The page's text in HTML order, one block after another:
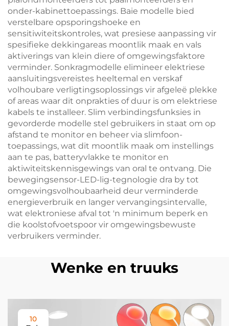
onder-kabinettoepassings. Baie modelle bied
verstelbare opsporingshoeke en
sensitiwiteitskontroles, wat presiese aanpassing vir
spesifieke dekkingareas moontlik maak en vals
aktiverings van klein diere of omgewingsfaktore
verminder. Sonkragmodelle elimineer elektriese
aansluitingsvereistes heeltemal en verskaf
volhoubare verligtingsoplossings vir afgeleë plekke
of areas waar dit onprakties of duur is om elektriese
kabels te installeer. Slim verbindingsfunksies in
gevorderde modelle stel gebruikers in staat om op
afstand te monitor en beheer via slimfoon-
toepassings, wat dit moontlik maak om instellings
aan te pas, batteryvlakke te monitor en
aktiwiteitskennisgewings van oral te ontvang. Die
bewegingsensor-LED-lig-tegnologie dra by tot
omgewingsvolhoubaarheid deur verminderde
energieverbruik en langer vervangingsintervalle,
wat elektroniese afval tot 'n minimum beperk en
die koolstofvoetspoor vir omgewingsbewuste
verbruikers verminder.
Wenke en truuks
10